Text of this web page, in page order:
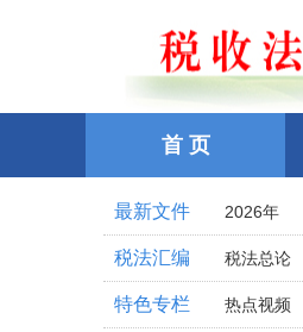
首 页
最新文件 2026年
2021年
2016年
2011年
税法汇编 税法总论
企业所得税
特色专栏 热点视频